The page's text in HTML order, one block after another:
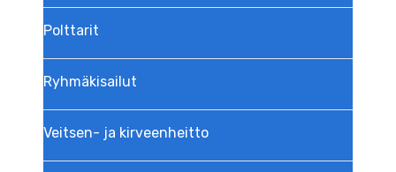
Polttarit
Ryhmäkisailut
Veitsen- ja kirveenheitto